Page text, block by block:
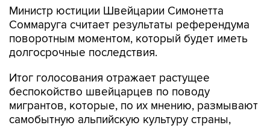
Министр юстиции Швейцарии Симонетта
Соммаруга считает результаты референдума
поворотным моментом, который будет иметь
долгосрочные последствия.
Итог голосования отражает растущее
беспокойство швейцарцев по поводу
мигрантов, которые, по их мнению, размывают
самобытную альпийскую культуру страны,